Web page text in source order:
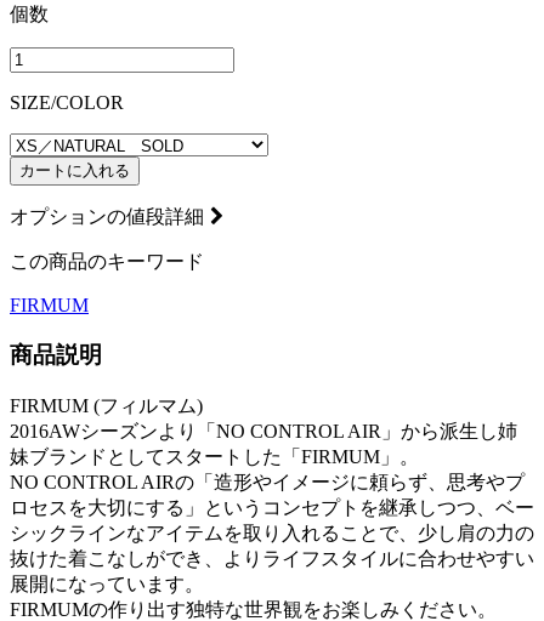
個数
SIZE/COLOR
カートに入れる
オプションの値段詳細
この商品のキーワード
FIRMUM
商品説明
FIRMUM (フィルマム)
2016AWシーズンより「NO CONTROL AIR」から派生し姉
妹ブランドとしてスタートした「FIRMUM」。
NO CONTROL AIRの「造形やイメージに頼らず、思考やプ
ロセスを大切にする」というコンセプトを継承しつつ、ベー
シックラインなアイテムを取り入れることで、少し肩の力の
抜けた着こなしができ、よりライフスタイルに合わせやすい
展開になっています。
FIRMUMの作り出す独特な世界観をお楽しみください。